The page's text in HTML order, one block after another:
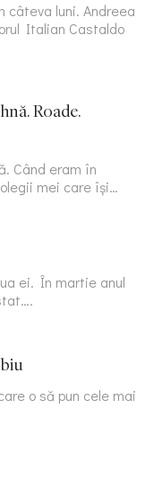
câteva luni. Andreea
Italian Castaldo
Roade.
Când eram în
mei care își…
ei. În martie anul
o să pun cele mai